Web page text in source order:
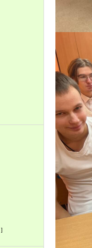
]